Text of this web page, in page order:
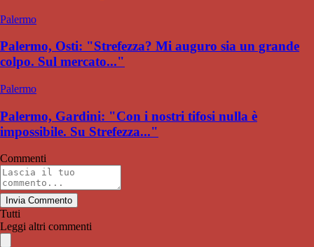
Palermo
Palermo, Osti: "Strefezza? Mi auguro sia un grande
colpo. Sul mercato..."
Palermo
Palermo, Gardini: "Con i nostri tifosi nulla è
impossibile. Su Strefezza..."
Commenti
Invia Commento
Tutti
Leggi altri commenti